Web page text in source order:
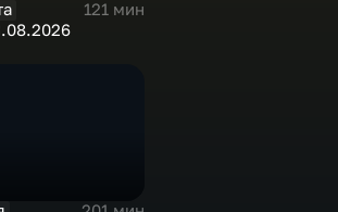
121 мин